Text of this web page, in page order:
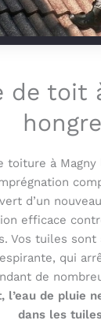
de toit
hongre
toiture à
d’un
efficace
Vos tuiles sont
qui
de
l’eau de pluie
dans les